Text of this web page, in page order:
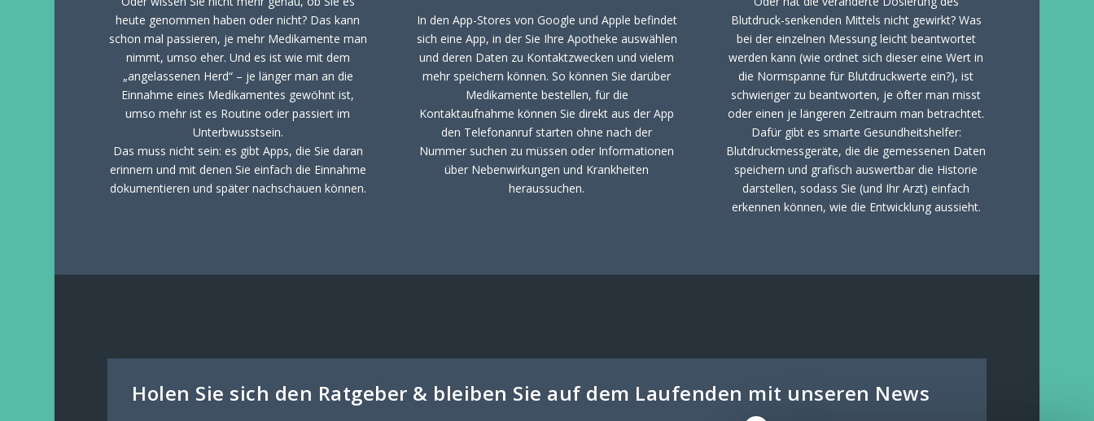
heute genommen haben oder nicht? Das kann
schon mal passieren, je mehr Medikamente man
nimmt, umso eher. Und es ist wie mit dem
„angelassenen Herd“ – je länger man an die
Einnahme eines Medikamentes gewöhnt ist,
umso mehr ist es Routine oder passiert im
Unterbwusstsein.
Das muss nicht sein: es gibt Apps, die Sie daran
erinnern und mit denen Sie einfach die Einnahme
dokumentieren und später nachschauen können.
In den App-Stores von Google und Apple befindet
sich eine App, in der Sie Ihre Apotheke auswählen
und deren Daten zu Kontaktzwecken und vielem
mehr speichern können. So können Sie darüber
Medikamente bestellen, für die
Kontaktaufnahme können Sie direkt aus der App
den Telefonanruf starten ohne nach der
Nummer suchen zu müssen oder Informationen
über Nebenwirkungen und Krankheiten
heraussuchen.
Blutdruck-senkenden Mittels nicht gewirkt? Was
bei der einzelnen Messung leicht beantwortet
werden kann (wie ordnet sich dieser eine Wert in
die Normspanne für Blutdruckwerte ein?), ist
schwieriger zu beantworten, je öfter man misst
oder einen je längeren Zeitraum man betrachtet.
Dafür gibt es smarte Gesundheitshelfer:
Blutdruckmessgeräte, die die gemessenen Daten
speichern und grafisch auswertbar die Historie
darstellen, sodass Sie (und Ihr Arzt) einfach
erkennen können, wie die Entwicklung aussieht.
Holen Sie sich den Ratgeber & bleiben Sie auf dem Laufenden mit unseren News